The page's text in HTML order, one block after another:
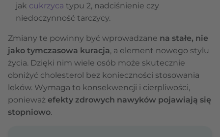
jak cukrzyca typu 2, nadciśnienie czy
niedoczynność tarczycy.
Zmiany te powinny być wprowadzane na stałe, nie
jako tymczasowa kuracja, a element nowego stylu
życia. Dzięki nim wiele osób może skutecznie
obniżyć cholesterol bez konieczności stosowania
leków. Wymaga to konsekwencji i cierpliwości,
ponieważ efekty zdrowych nawyków pojawiają się
stopniowo.